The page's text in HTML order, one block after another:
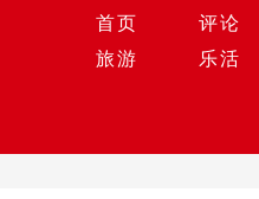
首页 评论
旅游
乐活